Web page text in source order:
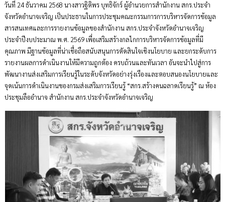
วันที่ 24 ธันวาคม 2568 นางสาวฐิติพร บุทธิจักร์ ผู้อำนวยการสำนักงาน สกร.ประจำ
จังหวัดอำนาจเจริญ เป็นประธานในการประชุมคณะกรรมการการบริหารจัดการข้อมูล
สารสนเทศและการรายงานข้อมูลของสำนักงาน สกร.ประจำจังหวัดอำนาจเจริญ
ประจำปีงบประมาณ พ.ศ. 2569 เพื่อเสริมสร้างกลไกการบริหารจัดการข้อมูลที่มี
คุณภาพ มีฐานข้อมูลที่น่าเชื่อถือสนับสนุนการตัดสินใจเชิงนโยบาย และยกระดับการ
รายงานผลการดำเนินงานให้มีความถูกต้อง ครบถ้วนและทันเวลา อันจะนำไปสู่การ
พัฒนางานส่งเสริมการเรียนรู้ในระดับจังหวัดอย่างรุ่งเรืองและตอบสนองนโยบายและ
จุดเน้นการดำเนินงานของกรมส่งเสริมการเรียนรู้ “สกร.สร้างคนฉลาดเรียนรู้” ณ ห้อง
ประชุมลืออำนาจ สำนักงาน สกร.ประจำจังหวัดอำนาจเจริญ